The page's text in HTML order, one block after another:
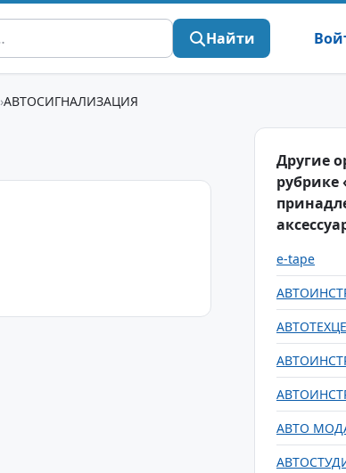
Найти
АВТОСИГНАЛИЗАЦИЯ
Другие
e-tape
АВТО